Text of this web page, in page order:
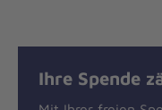
Ihre Spende